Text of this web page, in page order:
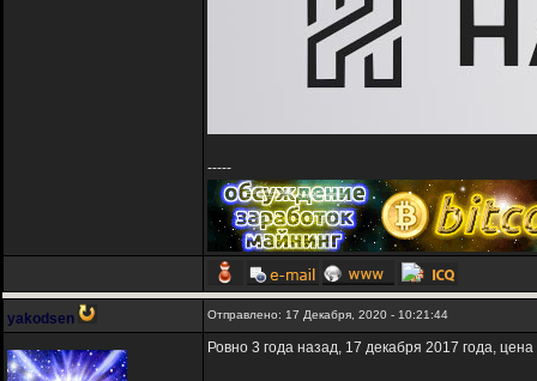
-----
yakodsen Отправлено: 17 Декабря, 2020 - 10:21:44
Ровно 3 года назад, 17 декабря 2017 года, цена